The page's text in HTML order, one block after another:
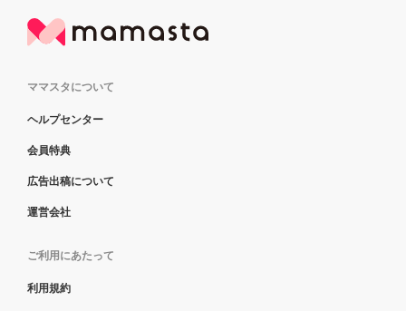
ママスタについて
ヘルプセンター
会員特典
広告出稿について
運営会社
ご利用にあたって
利用規約